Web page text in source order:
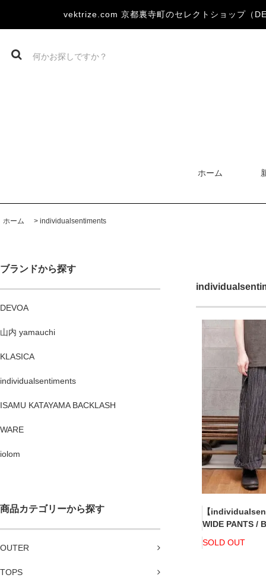
vektrize.com 京都裏寺町のセレクトショップ（
ホーム
ホーム > individualsentiments
ブランドから探す
DEVOA
山内 yamauchi
KLASICA
individualsentiments
ISAMU KATAYAMA BACKLASH
WARE
iolom
商品カテゴリーから探す
OUTER
TOPS
【
WIDE PANTS /
SOLD OUT